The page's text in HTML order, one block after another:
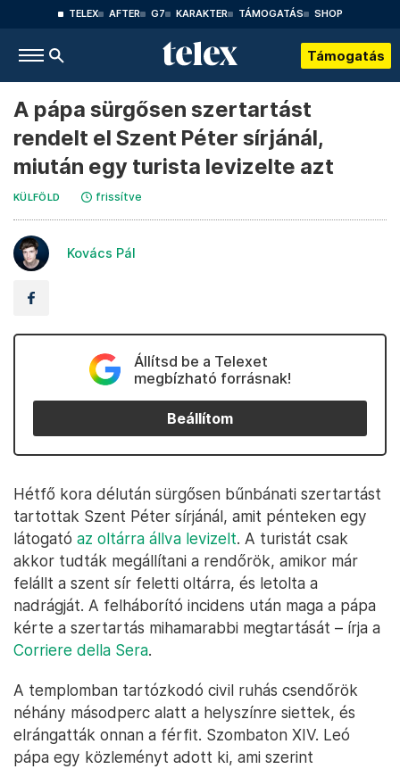
TELEX AFTER G7 KARAKTER TÁMOGATÁS SHOP
Támogatás
A pápa sürgősen szertartást
rendelt el Szent Péter sírjánál,
miután egy turista levizelte azt
KÜLFÖLD frissítve
Kovács Pál
Állítsd be a Telexet
megbízható forrásnak!
Beállítom
Hétfő kora délután sürgősen bűnbánati szertartást
tartottak Szent Péter sírjánál, amit pénteken egy
látogató az oltárra állva levizelt. A turistát csak
akkor tudták megállítani a rendőrök, amikor már
felállt a szent sír feletti oltárra, és letolta a
nadrágját. A felháborító incidens után maga a pápa
kérte a szertartás mihamarabbi megtartását – írja a
Corriere della Sera.
A templomban tartózkodó civil ruhás csendőrök
néhány másodperc alatt a helyszínre siettek, és
elrángatták onnan a férfit. Szombaton XIV. Leó
pápa egy közleményt adott ki, ami szerint